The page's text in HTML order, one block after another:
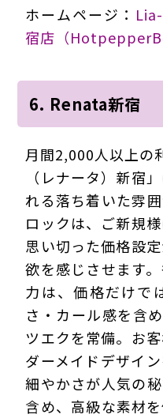
ホームページ：
宿店（
6. Renata新宿
月間2,000人以上の
（レナータ）新宿
れる落ち着いた雰
ロックは、ご新規
思い切った価格設
欲を感じさせます
力は、価格だけで
さ・カール感を含
ツエクを常備。お
ダーメイドデザイ
細やかさが人気の
含め、高級な素材